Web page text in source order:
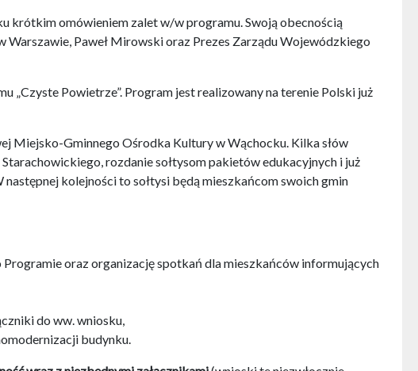
krótkim omówieniem zalet w/w programu. Swoją obecnością
Paweł Mirowski oraz Prezes Zarządu Wojewódzkiego
„Czyste Powietrze”. Program jest realizowany na terenie Polski już
Miejsko-Gminnego Ośrodka Kultury w Wąchocku. Kilka słów
rozdanie sołtysom pakietów edukacyjnych i już
kolejności to sołtysi będą mieszkańcom swoich gmin
oraz organizację spotkań dla mieszkańców informujących
do ww. wniosku,
budynku.